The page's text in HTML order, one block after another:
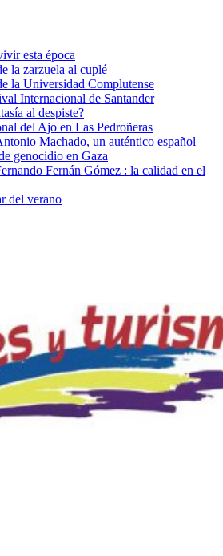
esta época
la zarzuela al cuplé
la Universidad Complutense
Internacional de Santander
al despiste?
del Ajo en Las Pedroñeras
Machado, un auténtico español
genocidio en Gaza
Fernán Gómez : la calidad en el
del verano